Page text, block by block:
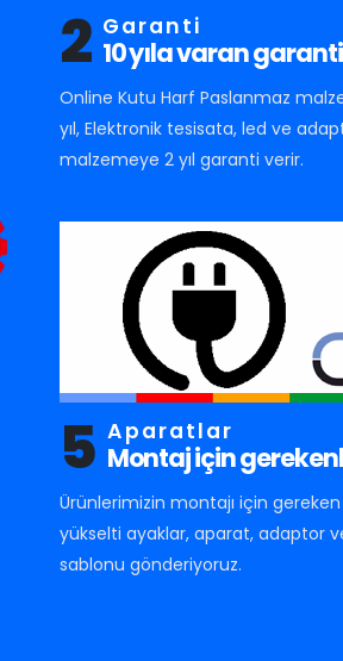
2 Garanti
10 yıla varan garanti
Online Kutu Harf Paslanmaz
yıl, Elektronik tesisata, led ve
malzemeye 2 yıl garanti verir.
5 Aparatlar
Montaj için
Ürünlerimizin montajı için
yükselti ayaklar, aparat, adaptor
sablonu gönderiyoruz.